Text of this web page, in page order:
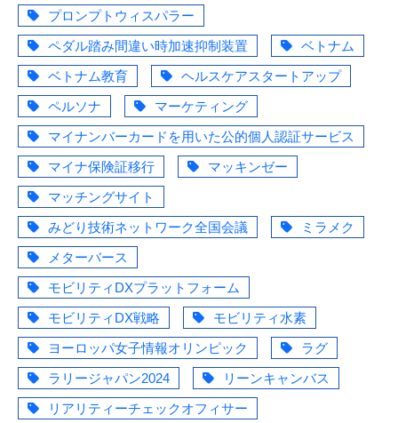
プロンプトウィスパラー
ペダル踏み間違い時加速抑制装置
ベトナム
ベトナム教育
ヘルスケアスタートアップ
ペルソナ
マーケティング
マイナンバーカードを用いた公的個人認証サービス
マイナ保険証移行
マッキンゼー
マッチングサイト
みどり技術ネットワーク全国会議
ミラメク
メターバース
モビリティDXプラットフォーム
モビリティDX戦略
モビリティ水素
ヨーロッパ女子情報オリンピック
ラグ
ラリージャパン2024
リーンキャンバス
リアリティーチェックオフィサー